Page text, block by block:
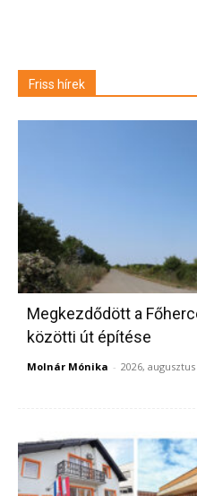
Friss hírek
Megkezdődött a
közötti út építése
Molnár Mónika - 2026, augusztus